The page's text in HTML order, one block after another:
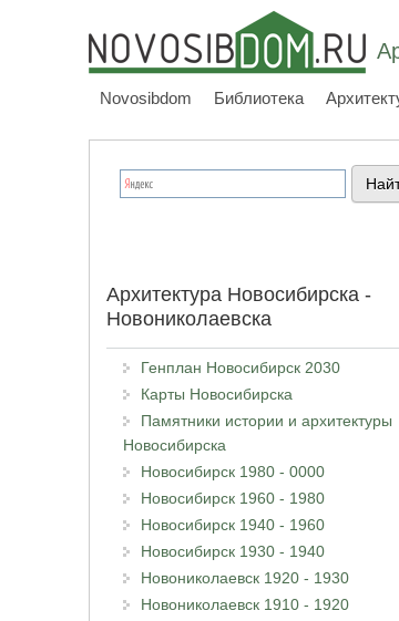
Novosibdom Библиотека
Архитектура Новосибирска -
Новониколаевска
Генплан Новосибирск 2030
Карты Новосибирска
Памятники истории и архитектуры
Новосибирска
Новосибирск 1980 - 0000
Новосибирск 1960 - 1980
Новосибирск 1940 - 1960
Новосибирск 1930 - 1940
Новониколаевск 1920 - 1930
Новониколаевск 1910 - 1920